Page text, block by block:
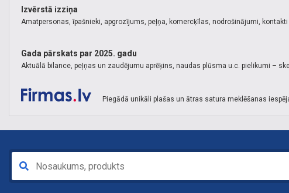
Izvērstā izziņa
Amatpersonas, īpašnieki, apgrozījums, peļņa, komercķīlas, nodrošinājumi,
Gada pārskats par 2025. gadu
Aktuālā bilance, peļņas un zaudējumu aprēķins, naudas plūsma u.c. pielikumi –
Piegādā unikāli plašas un ātras satura meklēšanas